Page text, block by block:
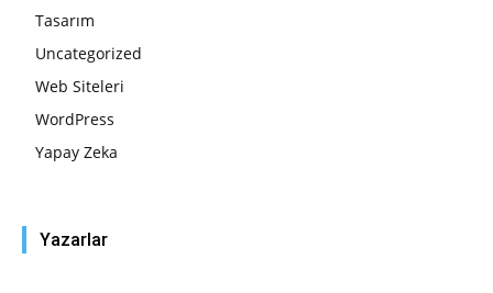
Tasarım
Uncategorized
Web Siteleri
WordPress
Yapay Zeka
Yazarlar